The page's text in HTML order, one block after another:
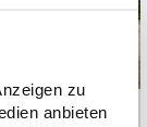
zu
anbieten
| Karl-Schröder-Straße